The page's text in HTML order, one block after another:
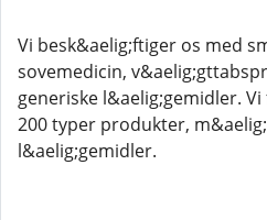
Vi besk&aelig;ftiger os med
sovemedicin,
generiske l&aelig;gemidler.
200 typer produkter,
l&aelig;gemidler.